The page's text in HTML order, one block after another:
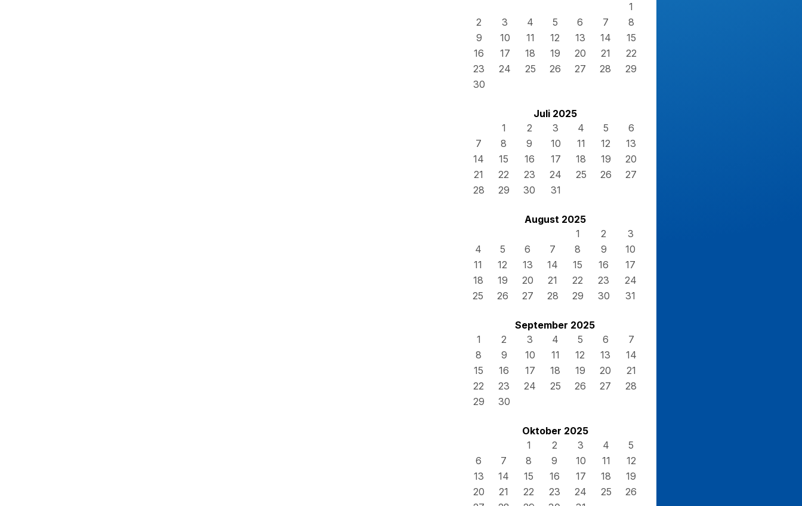
1
2
3 4 5 6 7
8
9
10 11 12 13 14
15
16
17 18 19 20 21
22
23
24 25 26 27 28
29
30
Juli 2025
1
2 3 4 5
6
7
8 9 10 11 12
13
14
15 16 17 18 19
20
21
22 23 24 25 26
27
28
29 30 31
August 2025
1
2
3
4
5 6 7 8 9
10
11
12 13 14 15 16
17
18
19 20 21 22 23
24
25
26 27 28 29 30 31
September 2025
1
2 3 4 5 6
7
8
9 10 11 12 13
14
15
16 17 18 19 20
21
22
23 24 25 26 27
28
29
30
Oktober 2025
1
2 3 4
5
6
7 8 9 10 11
12
13
14 15 16 17 18
19
20
21 22 23 24 25
26